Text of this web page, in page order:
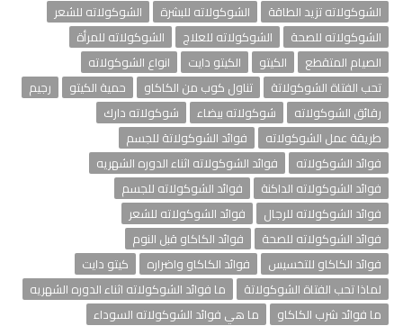
الشوكولاته تزيد الطاقة
الشوكولاته للبشرة
الشوكولاته للشعر
الشوكولاته للصحة
الشوكولاته للعلاج
الشوكولاته للمرأة
الصيام المتقطع
الكيتو الكيتو دايت
انواع الشوكولاته
تحب الفتاة الشوكولاتة
تناول كوب من الكاكاو حمية الكيتو
رجيم
رقائق الشوكولاته
شوكولاته بيضاء
شوكولاته دارك
طريقة عمل الشوكولاته
فوائد الشوكولاتة للجسم
فوائد الشوكولاته
فوائد الشوكولاته اثناء الدوره الشهريه
فوائد الشوكولاته الداكنة
فوائد الشوكولاته للجسم
فوائد الشوكولاته للرجال
فوائد الشوكولاته للشعر
فوائد الشوكولاته للصحة
فوائد الكاكاو قبل النوم
فوائد الكاكاو للتخسيس
فوائد الكاكاو واضراره
كيتو دايت
لماذا تحب الفتاة الشوكولاتة
ما فوائد الشوكولاته اثناء الدوره الشهريه
ما فوائد شرب الكاكاو
ما هي فوائد الشوكولاته السوداء